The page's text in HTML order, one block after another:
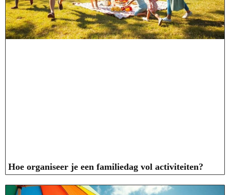
Hoe organiseer je een familiedag vol activiteiten?